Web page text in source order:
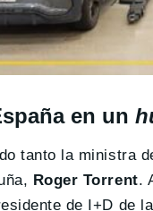
en un
tanto la ministra
Roger Torrent.
de I+D de